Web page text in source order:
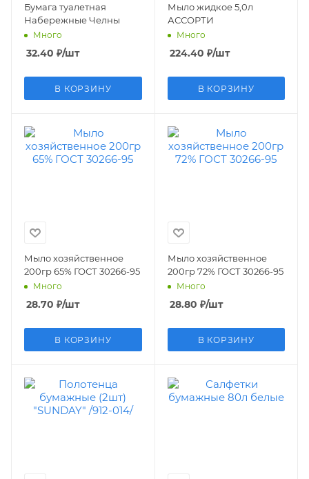
Бумага туалетная
Набережные Челны
Много
32.40 ₽/шт
В КОРЗИНУ
Мыло жидкое 5,0л
АССОРТИ
Много
224.40 ₽/шт
В КОРЗИНУ
Мыло хозяйственное
200гр 65% ГОСТ 30266-95
Много
28.70 ₽/шт
В КОРЗИНУ
Мыло хозяйственное
200гр 72% ГОСТ 30266-95
Много
28.80 ₽/шт
В КОРЗИНУ